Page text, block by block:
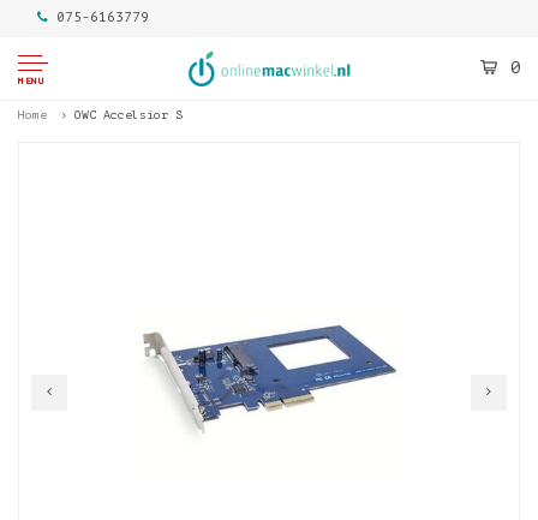
075-6163779
MENU
0
Home OWC Accelsior S